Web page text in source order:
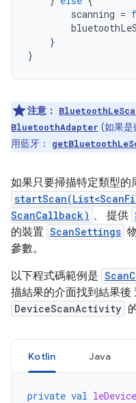
scanning =
}
}
注意：
BluetoothAdapter (如果是
用藍牙：
如果只要掃描特定類型的
ScanCallback) 、 提供
的裝置 ScanSettings
參數。
以下程式碼範例是
描結果的介面找到結果後
DeviceScanActivity
Kotlin Java
private val